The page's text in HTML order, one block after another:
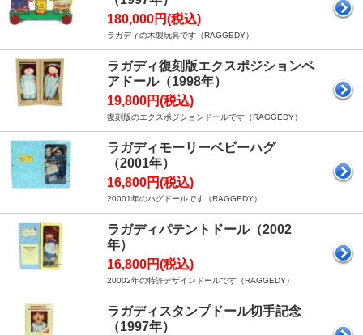
180,000円(税込)
ラガディの木製玩具です（RAGGEDY）
ラガディ復刻版エクスポジションペ
アドール（1998年）
19,800円(税込)
復刻版のエクスポジションドールです（RAGGEDY）
ラガディモーリーベビーハグ
（2001年）
16,800円(税込)
20001年のハグドールです（RAGGEDY）
ラガディパテントドール（2002
年）
16,800円(税込)
20002年の特許デザインドールです（RAGGEDY）
ラガディスタンプドール切手記念
（1997年）